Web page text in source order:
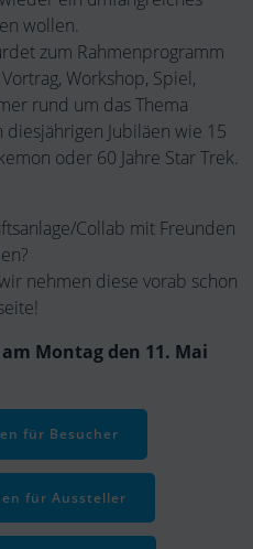
wollen.
zum Rahmenprogramm
Workshop, Spiel,
rund um das Thema
diesjährigen Jubiläen wie 15
oder 60 Jahre Star Trek.
Collab mit Freunden
nehmen diese vorab schon
Montag den 11. Mai
für Besucher
für Aussteller